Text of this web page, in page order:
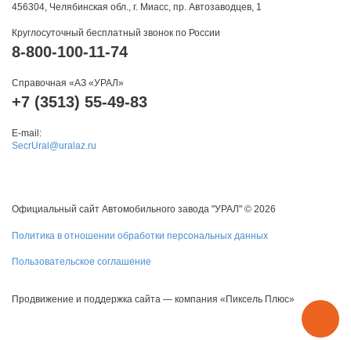
456304, Челябинская обл., г. Миасс, пр. Автозаводцев, 1
Круглосуточный бесплатный звонок по России
8-800-100-11-74
Справочная «АЗ «УРАЛ»
+7 (3513) 55-49-83
E-mail:
SecrUral@uralaz.ru
Официальный сайт Автомобильного завода "УРАЛ" © 2026
Политика в отношении обработки персональных данных
Пользовательское соглашение
Продвижение и поддержка сайта — компания «Пиксель Плюс»